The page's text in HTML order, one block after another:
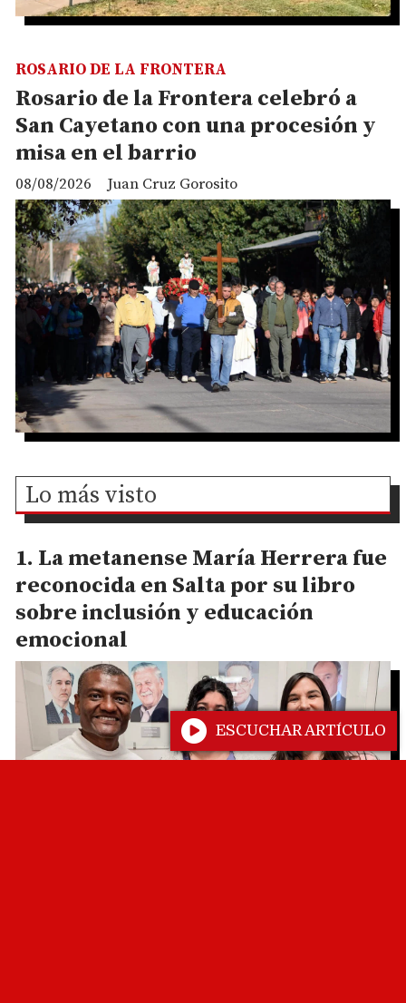
Rosario de la Frontera celebró a
San Cayetano con una procesión y
misa en el barrio
Juan Cruz Gorosito
ROSARIO DE LA FRONTERA
08/08/2026
Lo más visto
La metanense María Herrera fue
reconocida en Salta por su libro
sobre inclusión y educación
emocional
ESCUCHAR ARTÍCULO